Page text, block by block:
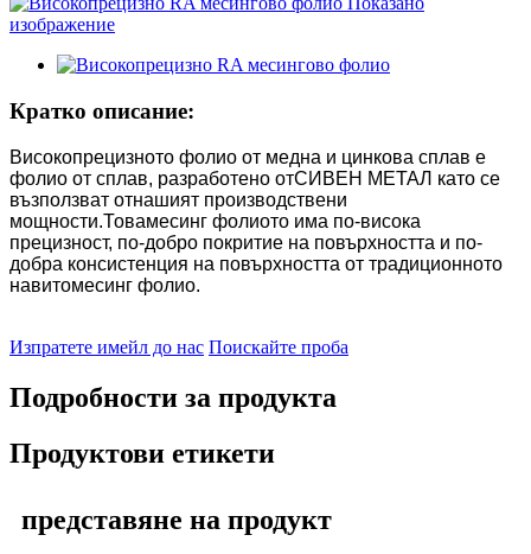
Кратко описание:
Високопрецизното фолио от медна и цинкова сплав е
фолио от сплав, разработено отСИВЕН МЕТАЛ като се
възползват отнашият производствени
мощности.Товамесинг фолиото има по-висока
прецизност, по-добро покритие на повърхността и по-
добра консистенция на повърхността от традиционното
навитомесинг фолио.
Изпратете имейл до нас Поискайте проба
Подробности за продукта
Продуктови етикети
представяне на продукт